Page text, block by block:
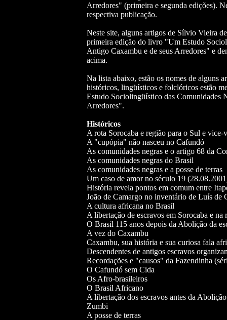
Arredores" (primeira e segunda edições).
respectiva publicação.
Neste site, alguns artigos de Sílvio Vieira
primeira edição do livro "Um Estudo
Antigo Caxambu e de seus Arredores" e
acima.
Na lista abaixo, estão os nomes de alguns
históricos, lingüísticos e folclóricos estão
Estudo Sociolingüístico das Comunidades
Arredores".
Históricos
A rota Sorocaba e região para o Sul e
A "cupópia" não nasceu no Cafundó
As comunidades negras e o artigo 68 da
As comunidades negras do Brasil
As comunidades negras e a posse de terras
Um caso de amor no século 19
História revela pontos em comum entre
João de Camargo no inventário de Luís de
A cultura africana no Brasil
A libertação de escravos em Sorocaba e na
O Brasil 115 anos depois da Abolição da
A vez do Caxambu
Caxambu, sua história e sua curiosa fala
Descendentes de antigos escravos
Recordações e "causos" da Fazendinha
O Cafundó sem Cida
Os Afro-brasileiros
O Brasil Africano
A libertação dos escravos antes da
Zumbi
A posse de terras